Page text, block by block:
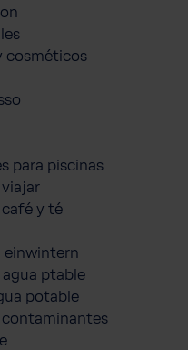
cosméticos
para piscinas
café y té
einwintern
ptable
potable
contaminantes